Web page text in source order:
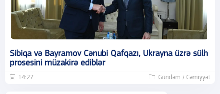
Sibiqa və Bayramov Cənubi Qafqazı, Ukrayna üzrə sülh
prosesini müzakirə ediblər
14:27 Gündəm / Cəmiyyət